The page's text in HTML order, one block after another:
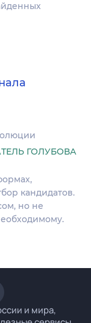
ГОЛУБОВА
кандидатов.
но не
и мира,